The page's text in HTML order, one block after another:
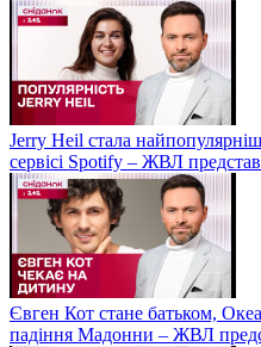
Jerry Heil стала
сервісі Spotify – ЖВЛ
Євген Кот стане батьком,
падіння Мадонни – ЖВЛ